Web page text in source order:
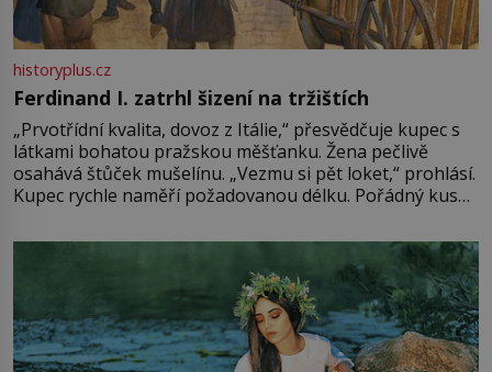
historyplus.cz
Ferdinand I. zatrhl šizení na tržištích
„Prvotřídní kvalita, dovoz z Itálie,“ přesvědčuje kupec s
látkami bohatou pražskou měšťanku. Žena pečlivě
osahává štůček mušelínu. „Vezmu si pět loket,“ prohlásí.
Kupec rychle naměří požadovanou délku. Pořádný kus
milostpaní. Stačí jenom na sukni,“ zhodnotí švadlena
množství růžového mušelínu. „Ošidili vás, podívejte.“